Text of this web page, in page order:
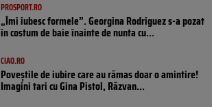
PROSPORT.RO
„Îmi iubesc formele”. Georgina Rodriguez s-a pozat
în costum de baie înainte de nunta cu...
CIAO.RO
Poveştile de iubire care au rămas doar o amintire!
Imagini tari cu Gina Pistol, Răzvan...